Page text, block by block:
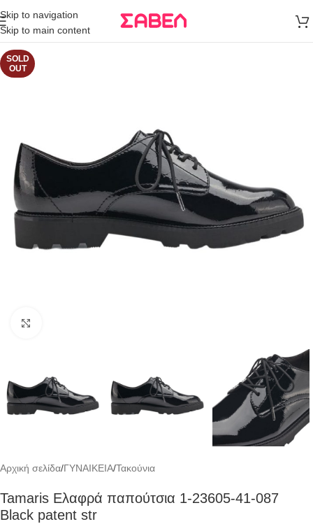
Skip to navigation
Skip to main content
άνω των 80€
Παραγγελία
SOLD
OUT
Αρχική σελίδα/ΓΥΝΑΙΚΕΙΑ/Τακούνια
Tamaris Ελαφρά παπούτσια 1-23605-41-087
Black patent str